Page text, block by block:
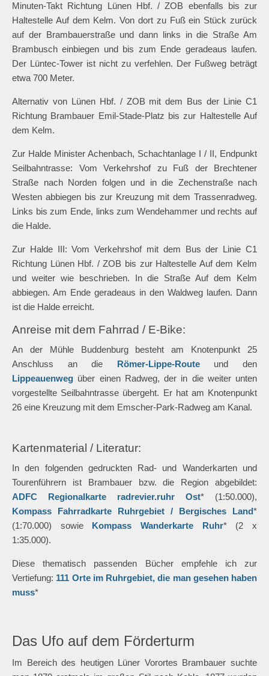
Minuten-Takt Richtung Lünen Hbf. / ZOB ebenfalls bis zur
Haltestelle Auf dem Kelm. Von dort zu Fuß ein Stück zurück
auf der Brambauerstraße und dann links in die Straße Am
Brambusch einbiegen und bis zum Ende geradeaus laufen.
Der Lüntec-Tower ist nicht zu verfehlen. Der Fußweg beträgt
etwa 700 Meter.
Alternativ von Lünen Hbf. / ZOB mit dem Bus der Linie C1
Richtung Brambauer Emil-Stade-Platz bis zur Haltestelle Auf
dem Kelm.
Zur Halde Minister Achenbach, Schachtanlage I / II, Endpunkt
Seilbahntrasse: Vom Verkehrshof zu Fuß der Brechtener
Straße nach Norden folgen und in die Zechenstraße nach
Westen abbiegen bis zur Kreuzung mit dem Trassenradweg.
Links bis zum Ende, links zum Wendehammer und rechts auf
die Halde.
Zur Halde III: Vom Verkehrshof mit dem Bus der Linie C1
Richtung Lünen Hbf. / ZOB bis zur Haltestelle Auf dem Kelm
und weiter wie beschrieben. In die Straße Auf dem Kelm
abbiegen. Am Ende geradeaus in den Waldweg laufen. Dann
ist die Halde erreicht.
Anreise mit dem Fahrrad / E-Bike:
An der Mühle Buddenburg besteht am Knotenpunkt 25
Anschluss an die Römer-Lippe-Routeund den
Lippeauenweg über einen Radweg, der in die weiter unten
vorgestellte Seilbahntrasse übergeht. Er hat am Knotenpunkt
26 eine Kreuzung mit dem Emscher-Park-Radweg am Kanal.
Kartenmaterial / Literatur:
In den folgenden gedruckten Rad- und Wanderkarten und
Tourenführern ist Brambauer bzw. die Region abgebildet:
ADFC Regionalkarte radrevier.ruhr Ost* (1:50.000),
Kompass Fahrradkarte Ruhrgebiet / Bergisches Land*
(1:70.000) sowie Kompass Wanderkarte Ruhr* (2 x
1:35.000).
Diese thematisch passenden Bücher empfehle ich zur
Vertiefung: 111 Orte im Ruhrgebiet, die man gesehen haben
muss*
Das Ufo auf dem Förderturm
Im Bereich des heutigen Lüner Vorortes Brambauer suchte